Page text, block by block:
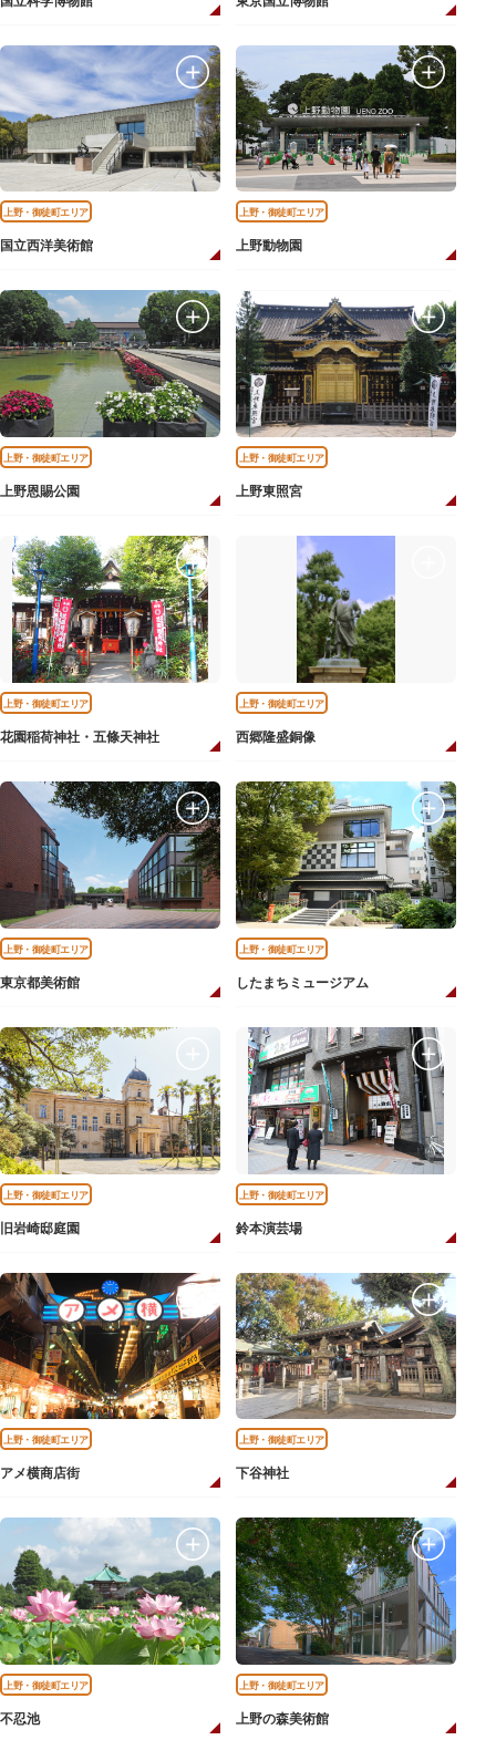
上野・御徒町エリア
国立西洋美術館
上野・御徒町エリア
上野動物園
上野・御徒町エリア
上野恩賜公園
上野・御徒町エリア
上野東照宮
上野・御徒町エリア
花園稲荷神社・五條天神社
上野・御徒町エリア
西郷隆盛銅像
上野・御徒町エリア
東京都美術館
上野・御徒町エリア
したまちミュージアム
上野・御徒町エリア
旧岩崎邸庭園
上野・御徒町エリア
鈴本演芸場
上野・御徒町エリア
アメ横商店街
上野・御徒町エリア
下谷神社
上野・御徒町エリア
不忍池
上野・御徒町エリア
上野の森美術館